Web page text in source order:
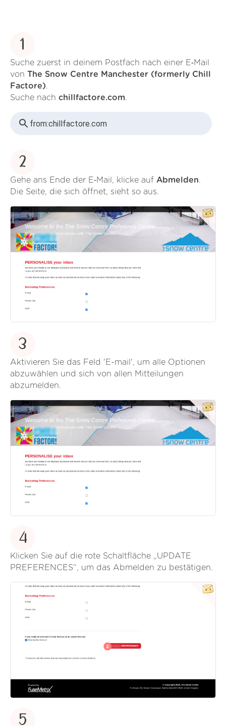
1
Suche zuerst in deinem Postfach nach einer E‑Mail
von The Snow Centre Manchester (formerly Chill
Factore).
Suche nach chillfactore.com.
from:chillfactore.com
2
Gehe ans Ende der E‑Mail, klicke auf Abmelden.
Die Seite, die sich öffnet, sieht so aus.
3
Aktivieren Sie das Feld 'E-mail', um alle Optionen
abzuwählen und sich von allen Mitteilungen
abzumelden.
4
Klicken Sie auf die rote Schaltfläche „UPDATE
PREFERENCES“, um das Abmelden zu bestätigen.
5